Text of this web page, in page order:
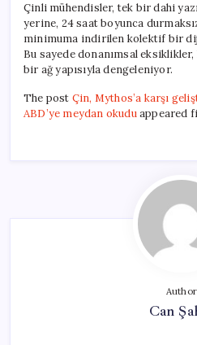
Çinli mühendisler, tek bir dahi
yerine, 24 saat boyunca
minimuma indirilen kolektif bir
Bu sayede donanımsal
bir ağ yapısıyla dengeleniyor.
The post Çin, Mythos’a karşı
ABD’ye meydan okuduappeared
Author
Can